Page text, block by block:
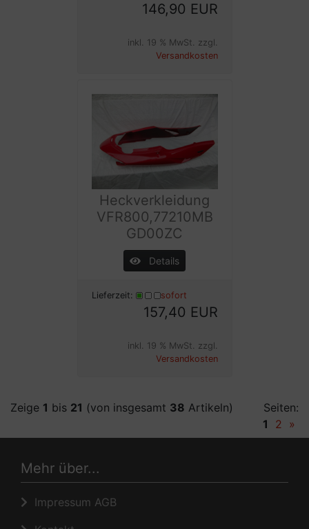
146,90 EUR
inkl. 19 % MwSt. zzgl.
Versandkosten
Heckverkleidung
VFR800,77210MB
GD00ZC
Details
Lieferzeit: sofort
157,40 EUR
inkl. 19 % MwSt. zzgl.
Versandkosten
Zeige 1 bis 21 (von insgesamt 38 Artikeln)
Seiten:
1
2 »
Mehr über...
Impressum AGB